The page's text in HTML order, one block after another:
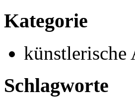
Kategorie
künstlerische
Schlagworte